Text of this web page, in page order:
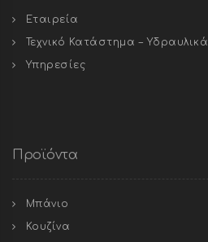
Εταιρεία
Τεχνικό Κατάστημα – Υδραυλικά
Υπηρεσίες
Προϊόντα
Μπάνιο
Κουζίνα